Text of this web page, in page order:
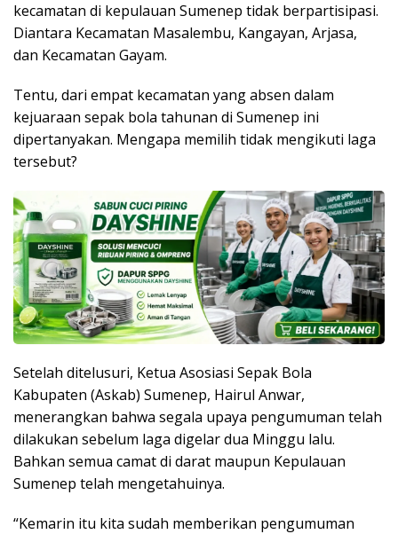
kecamatan di kepulauan Sumenep tidak berpartisipasi.
Diantara Kecamatan Masalembu, Kangayan, Arjasa,
dan Kecamatan Gayam.
Tentu, dari empat kecamatan yang absen dalam
kejuaraan sepak bola tahunan di Sumenep ini
dipertanyakan. Mengapa memilih tidak mengikuti laga
tersebut?
Setelah ditelusuri, Ketua Asosiasi Sepak Bola
Kabupaten (Askab) Sumenep, Hairul Anwar,
menerangkan bahwa segala upaya pengumuman telah
dilakukan sebelum laga digelar dua Minggu lalu.
Bahkan semua camat di darat maupun Kepulauan
Sumenep telah mengetahuinya.
“Kemarin itu kita sudah memberikan pengumuman